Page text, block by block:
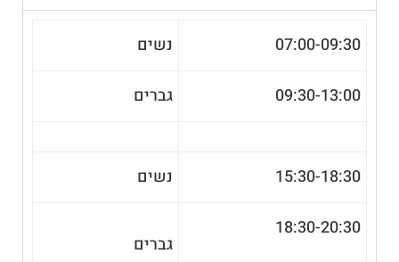
07:00-09:30 נשים
09:30-13:00 גברים
15:30-18:30 נשים
18:30-20:30
גברים